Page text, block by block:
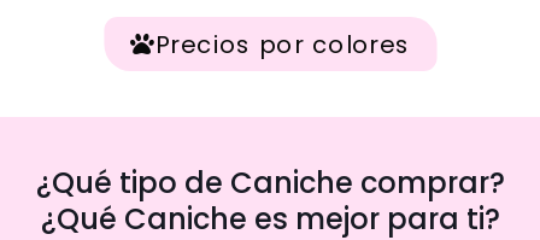
Precios por colores
¿Qué tipo de Caniche comprar?
¿Qué Caniche es mejor para ti?